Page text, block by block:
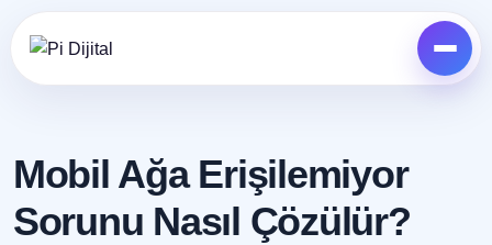
Mobil Ağa Erişilemiyor
Sorunu Nasıl Çözülür?